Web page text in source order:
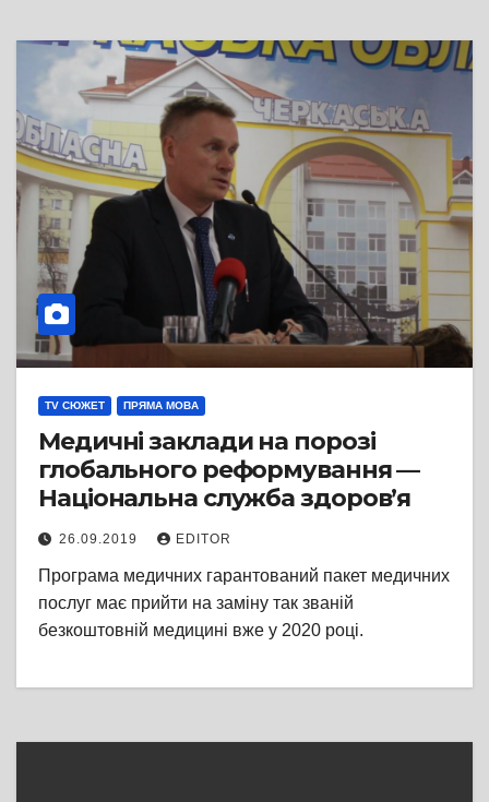
TV СЮЖЕТ ПРЯМА МОВА
Медичні заклади на порозі
глобального реформування —
Національна служба здоров’я
26.09.2019 EDITOR
Програма медичних гарантований пакет медичних
послуг має прийти на заміну так званій
безкоштовній медицині вже у 2020 році.